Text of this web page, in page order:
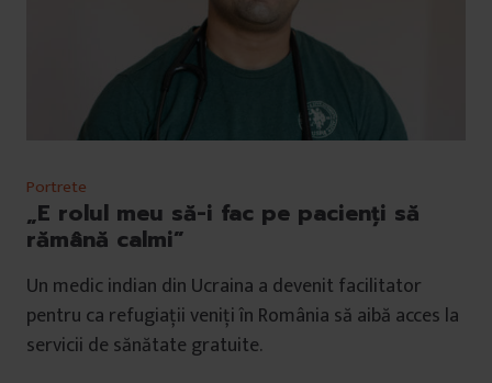
Portrete
„E rolul meu să-i fac pe pacienți să
rămână calmi”
Un medic indian din Ucraina a devenit facilitator
pentru ca refugiații veniți în România să aibă acces la
servicii de sănătate gratuite.